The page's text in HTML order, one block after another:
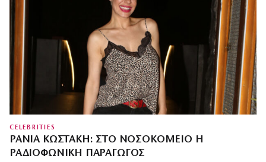
CELEBRITIES
ΡΆΝΙΑ ΚΩΣΤΆΚΗ: ΣΤΟ ΝΟΣΟΚΟΜΕΊΟ Η
ΡΑΔΙΟΦΩΝΙΚΉ ΠΑΡΑΓΩΓΌΣ